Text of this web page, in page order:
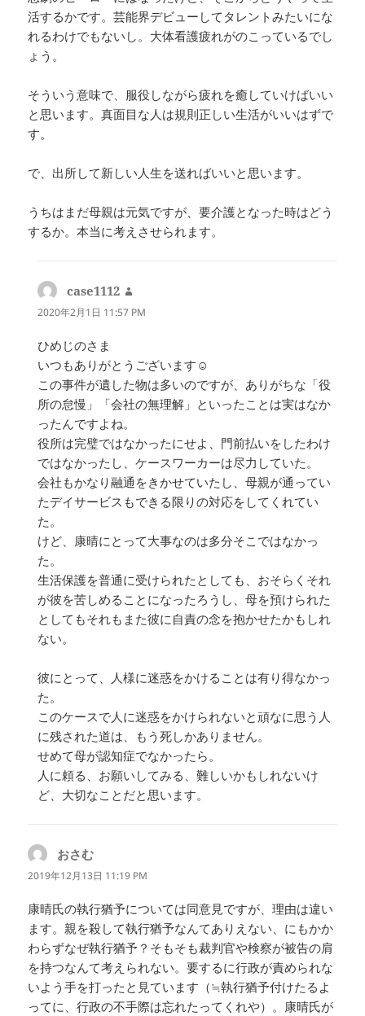
活するかです。芸能界デビューしてタレントみたいにな
れるわけでもないし。大体看護疲れがのこっているでし
ょう。
そういう意味で、服役しながら疲れを癒していけばいい
と思います。真面目な人は規則正しい生活がいいはずで
す。
で、出所して新しい人生を送ればいいと思います。
うちはまだ母親は元気ですが、要介護となった時はどう
するか。本当に考えさせられます。
case1112
り:
2020年2月1日 11:57 PM
ひめじのさま
いつもありがとうございます☺
この事件が遺した物は多いのですが、ありがちな「役
所の怠慢」「会社の無理解」といったことは実はなか
ったんですよね。
役所は完璧ではなかったにせよ、門前払いをしたわけ
ではなかったし、ケースワーカーは尽力していた。
会社もかなり融通をきかせていたし、母親が通ってい
たデイサービスもできる限りの対応をしてくれてい
た。
けど、康晴にとって大事なのは多分そこではなかっ
た。
生活保護を普通に受けられたとしても、おそらくそれ
が彼を苦しめることになったろうし、母を預けられた
としてもそれもまた彼に自責の念を抱かせたかもしれ
ない。
彼にとって、人様に迷惑をかけることは有り得なかっ
た。
このケースで人に迷惑をかけられないと頑なに思う人
に残された道は、もう死しかありません。
せめて母が認知症でなかったら。
人に頼る、お願いしてみる、難しいかもしれないけ
ど、大切なことだと思います。
おさむ
り:
2019年12月13日 11:19 PM
康晴氏の執行猶予については同意見ですが、理由は違い
ます。親を殺して執行猶予なんてありえない、にもかか
わらずなぜ執行猶予？そもそも裁判官や検察が被告の肩
を持つなんて考えられない。要するに行政が責められな
いよう手を打ったと見ています（≒執行猶予付けたるよ
ってに、行政の不手際は忘れたってくれや）。康晴氏が